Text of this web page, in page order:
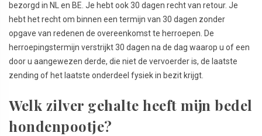
bezorgd in NL en BE. Je hebt ook 30 dagen recht van retour. Je
hebt het recht om binnen een termijn van 30 dagen zonder
opgave van redenen de overeenkomst te herroepen. De
herroepingstermijn verstrijkt 30 dagen na de dag waarop u of een
door u aangewezen derde, die niet de vervoerder is, de laatste
zending of het laatste onderdeel fysiek in bezit krijgt.
Welk zilver gehalte heeft mijn bedel
hondenpootje?